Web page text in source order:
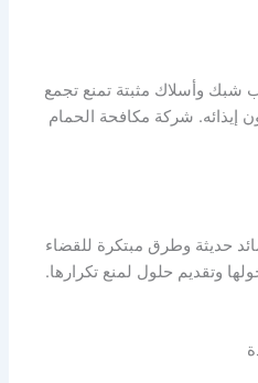
شبك وأسلاك مثبتة تمنع تجمع
إيذائه. شركة مكافحة الحمام
حديثة وطرق مبتكرة للقضاء
وتقديم حلول لمنع تكرارها.